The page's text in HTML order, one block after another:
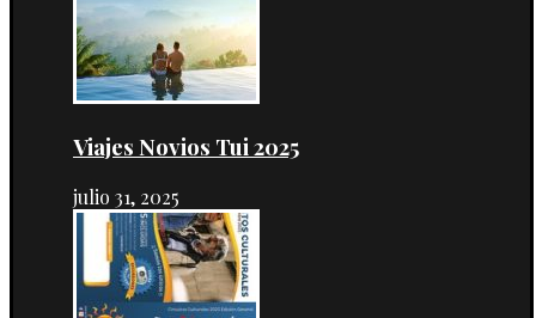
Viajes Novios Tui 2025
julio 31, 2025